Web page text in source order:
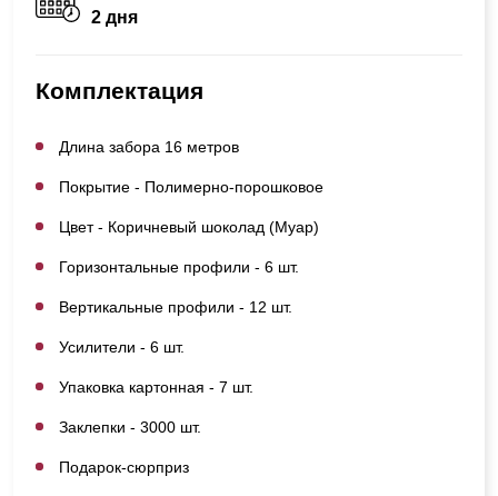
2 дня
Комплектация
Длина забора 16 метров
Покрытие - Полимерно-порошковое
Цвет - Коричневый шоколад (Муар)
Горизонтальные профили - 6 шт.
Вертикальные профили - 12 шт.
Усилители - 6 шт.
Упаковка картонная - 7 шт.
Заклепки - 3000 шт.
Подарок-сюрприз